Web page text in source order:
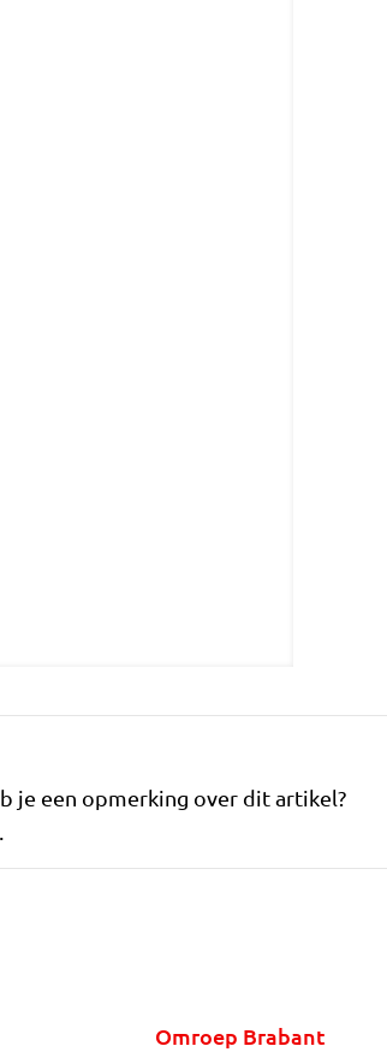
je een opmerking over dit artikel?
Omroep Brabant